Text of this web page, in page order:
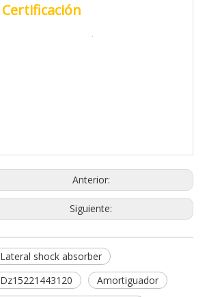
Certificación
Anterior:
Siguiente:
Lateral shock absorber
Dz15221443120
Amortiguador